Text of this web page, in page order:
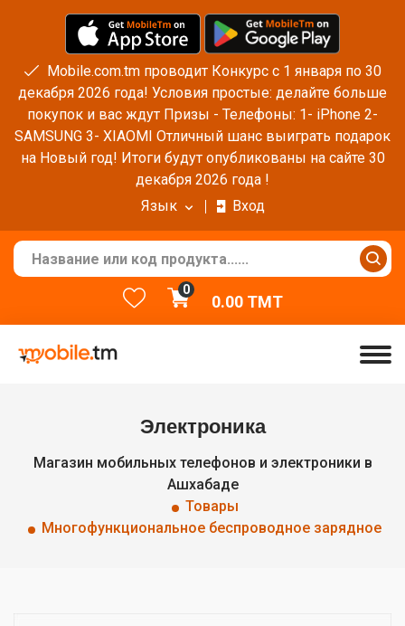
Mobile.com.tm проводит Конкурс с 1 января по 30
декабря 2026 года! Условия простые: делайте больше
покупок и вас ждут Призы - Телефоны: 1- iPhone 2-
SAMSUNG 3- XIAOMI Отличный шанс выиграть подарок
на Новый год! Итоги будут опубликованы на сайте 30
декабря 2026 года !
Язык
Вход
0
0.00TMT
Электроника
Магазин мобильных телефонов и электроники в
Ашхабаде
Товары
Многофункциональное беспроводное зарядное